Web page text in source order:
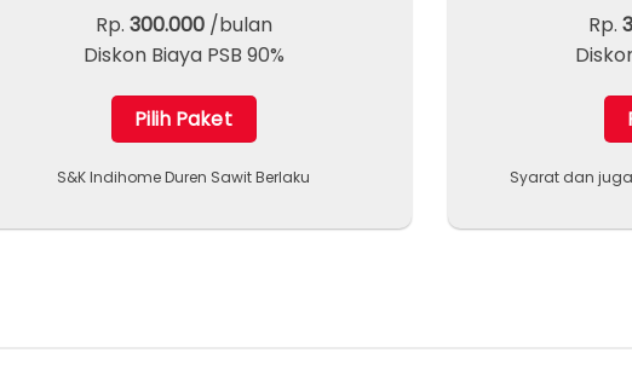
Rp. 300.000/bulan
Diskon Biaya PSB 90%
Pilih Paket
S&K Indihome Duren Sawit Berlaku
Rp.
Syarat dan